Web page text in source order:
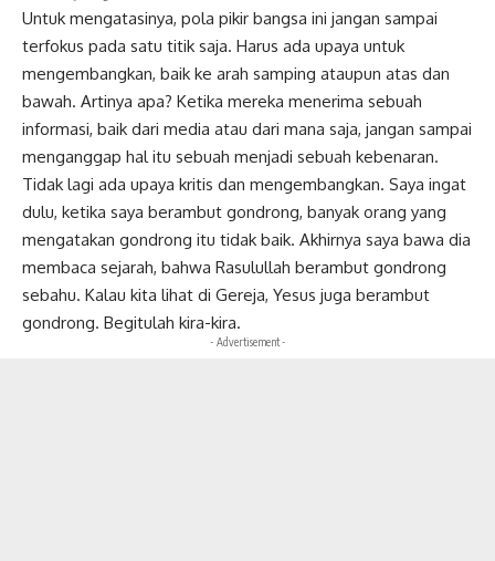
Untuk mengatasinya, pola pikir bangsa ini jangan sampai
terfokus pada satu titik saja. Harus ada upaya untuk
mengembangkan, baik ke arah samping ataupun atas dan
bawah. Artinya apa? Ketika mereka menerima sebuah
informasi, baik dari media atau dari mana saja, jangan sampai
menganggap hal itu sebuah menjadi sebuah kebenaran.
Tidak lagi ada upaya kritis dan mengembangkan. Saya ingat
dulu, ketika saya berambut gondrong, banyak orang yang
mengatakan gondrong itu tidak baik. Akhirnya saya bawa dia
membaca sejarah, bahwa Rasulullah berambut gondrong
sebahu. Kalau kita lihat di Gereja, Yesus juga berambut
gondrong. Begitulah kira-kira.
- Advertisement -